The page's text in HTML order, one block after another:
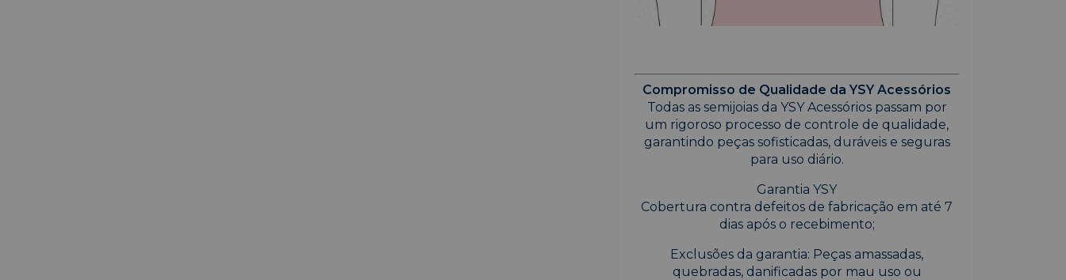
Compromisso de Qualidade da YSY Acessórios
Todas as semijoias da YSY Acessórios passam por
um rigoroso processo de controle de qualidade,
garantindo peças sofisticadas, duráveis e seguras
para uso diário.
Garantia YSY
Cobertura contra defeitos de fabricação em até 7
dias após o recebimento;
Exclusões da garantia: Peças amassadas,
quebradas, danificadas por mau uso ou